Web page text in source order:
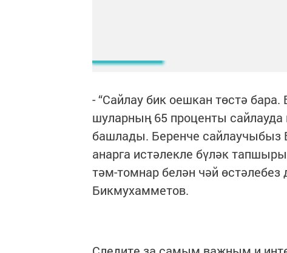
- “Сайлау бик оешкан төстә
шуларның 65 проценты
башлады. Беренче сайлаучыбыз
анарга истәлекле бүләк
тәм-томнар белән чәй өстәлебез
Бикмухамметов.